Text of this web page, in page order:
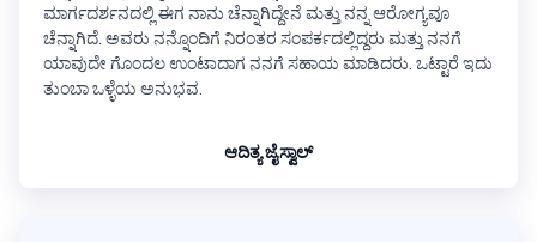
ಮಾರ್ಗದರ್ಶನದಲ್ಲಿ ಈಗ ನಾನು ಚೆನ್ನಾಗಿದ್ದೇನೆ ಮತ್ತು ನನ್ನ ಆರೋಗ್ಯವೂ
ಚೆನ್ನಾಗಿದೆ. ಅವರು ನನ್ನೊಂದಿಗೆ ನಿರಂತರ ಸಂಪರ್ಕದಲ್ಲಿದ್ದರು ಮತ್ತು ನನಗೆ
ಯಾವುದೇ ಗೊಂದಲ ಉಂಟಾದಾಗ ನನಗೆ ಸಹಾಯ ಮಾಡಿದರು. ಒಟ್ಟಾರೆ ಇದು
ತುಂಬಾ ಒಳ್ಳೆಯ ಅನುಭವ.
ಆದಿತ್ಯ ಜೈಸ್ವಾಲ್